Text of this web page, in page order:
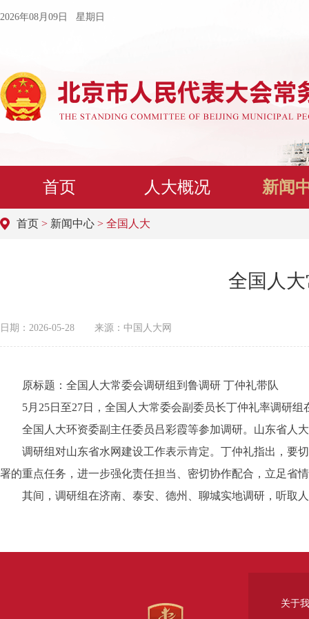
2026年08月09日 星期日
首页 人大概况 新闻
首页 > 新闻中心 > 全国人大
全国人
日期：2026-05-28 来源：中国人大网
原标题：全国人大常委会调研组到鲁调研 丁仲礼带队
5月25日至27日，全国人大常委会副委员长丁仲礼率调研组
全国人大环资委副主任委员吕彩霞等参加调研。山东省人
调研组对山东省水网建设工作表示肯定。丁仲礼指出，要切
署的重点任务，进一步强化责任担当、密切协作配合，立足省
其间，调研组在济南、泰安、德州、聊城实地调研，听取人
关于